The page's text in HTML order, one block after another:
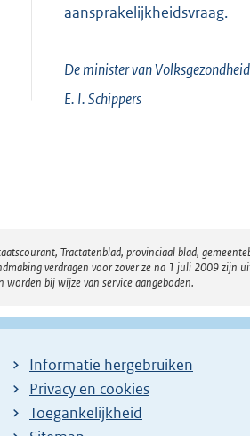
aansprakelijkheidsvraag.
De minister van
E. I.Schippers
Tractatenblad, provinciaal blad,
verdragen voor zover ze na 1 juli 2009
worden bij wijze van service aangeboden.
Informatie hergebruiken
Privacy en cookies
Toegankelijkheid